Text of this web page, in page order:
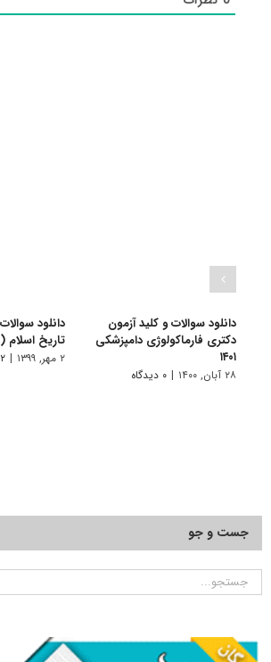
دانلود سوالات و کلید آزمون
دکتری فارماکولوژی دامپزشکی
۱۴۰۱
۲۸ آبان, ۱۴۰۰ | ۰ دیدگاه
تاریخ اسلام (2121)
۲ مهر, ۱۳۹۹ | ۲ دیدگاه
جست و جو
جستجو